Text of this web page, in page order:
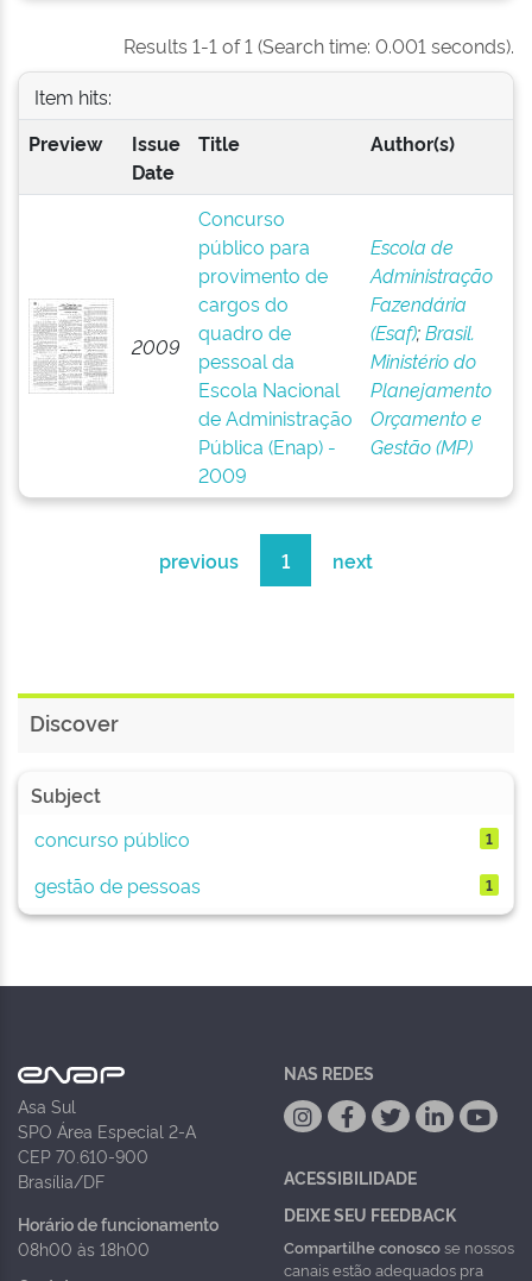
Results 1-1 of 1 (Search time: 0.001 seconds).
Item hits:
Preview
Issue
Date
Title Author(s)
2009
Concurso
público para
provimento de
cargos do
quadro de
pessoal da
Escola Nacional
de Administração
Pública (Enap) -
2009
Escola de
Administração
Fazendária
(Esaf);Brasil.
Ministério do
Planejamento
Orçamento e
Gestão (MP)
previous 1 next
Discover
Subject
concurso público
1
gestão de pessoas 1
Asa Sul
SPO Área Especial 2-A
CEP 70.610-900
Brasília/DF
Horário de funcionamento
08h00 às 18h00
NAS REDES
ACESSIBILIDADE
DEIXE SEU FEEDBACK
Compartilhe conoscose nossos
canais estão adequados pra